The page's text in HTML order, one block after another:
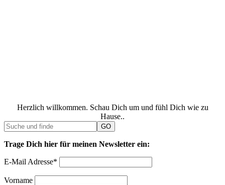
Herzlich willkommen. Schau Dich um und fühl Dich wie zu
Hause..
Trage Dich hier für meinen Newsletter ein:
E-Mail Adresse*
Vorname